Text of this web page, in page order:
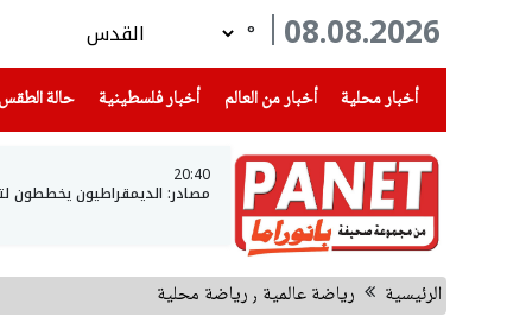
08.08.2026
°
أخبار محلية
(current) أخبار من العالم أخبار فلسطينية(current) حالة الطقس
20:40
مصادر: الديمقراطيون يخططون
الرئيسية رياضة عالمية ٫ رياضة محلية